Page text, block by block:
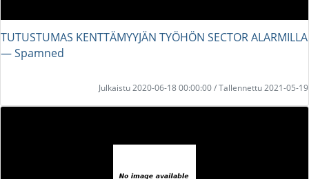
TUTUSTUMAS KENTTÄMYYJÄN TYÖHÖN SECTOR ALARMILLA
― Spamned
Julkaistu 2020-06-18 00:00:00 / Tallennettu 2021-05-19